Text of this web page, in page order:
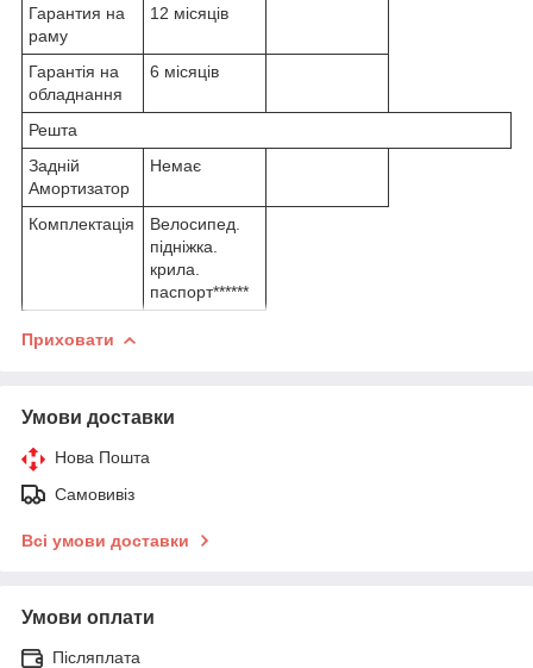
Гарантия на
раму
12 місяців
Гарантія на
обладнання
6 місяців
Решта
Задній
Амортизатор
Немає
Комплектація
Велосипед.
підніжка.
крила.
паспорт******
Приховати
Умови доставки
Нова Пошта
Самовивіз
Всі умови доставки
Умови оплати
Післяплата